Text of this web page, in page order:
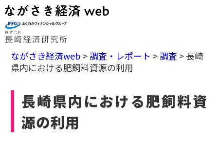
ながさき経済web >調査・レポート >調査 >長崎
県内における肥飼料資源の利用
長崎県内における肥飼料資
源の利用